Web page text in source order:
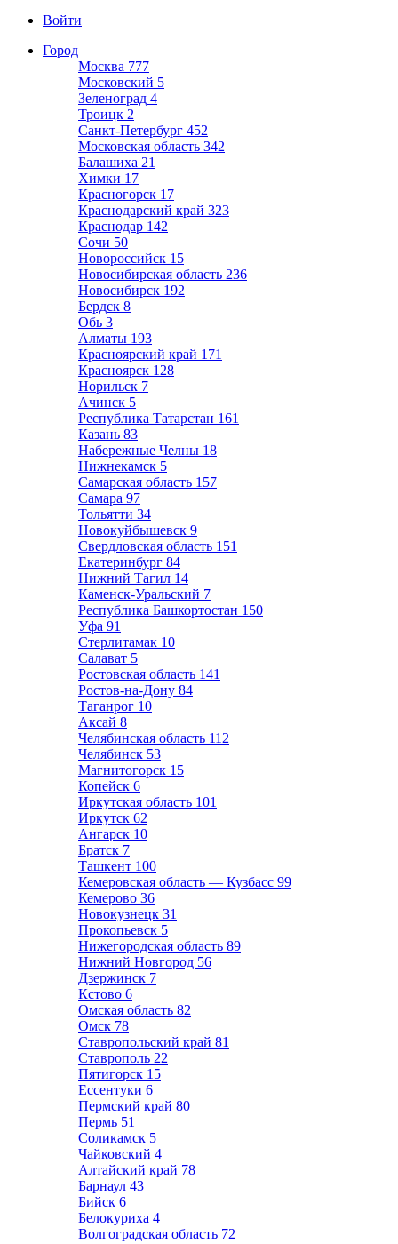
Войти
Город
Москва 777
Московский 5
Зеленоград 4
Троицк 2
Санкт-Петербург 452
Московская область 342
Балашиха 21
Химки 17
Красногорск 17
Краснодарский край 323
Краснодар 142
Сочи 50
Новороссийск 15
Новосибирская область 236
Новосибирск 192
Бердск 8
Обь 3
Алматы 193
Красноярский край 171
Красноярск 128
Норильск 7
Ачинск 5
Республика Татарстан 161
Казань 83
Набережные Челны 18
Нижнекамск 5
Самарская область 157
Самара 97
Тольятти 34
Новокуйбышевск 9
Свердловская область 151
Екатеринбург 84
Нижний Тагил 14
Каменск-Уральский 7
Республика Башкортостан 150
Уфа 91
Стерлитамак 10
Салават 5
Ростовская область 141
Ростов-на-Дону 84
Таганрог 10
Аксай 8
Челябинская область 112
Челябинск 53
Магнитогорск 15
Копейск 6
Иркутская область 101
Иркутск 62
Ангарск 10
Братск 7
Ташкент 100
Кемеровская область — Кузбасс 99
Кемерово 36
Новокузнецк 31
Прокопьевск 5
Нижегородская область 89
Нижний Новгород 56
Дзержинск 7
Кстово 6
Омская область 82
Омск 78
Ставропольский край 81
Ставрополь 22
Пятигорск 15
Ессентуки 6
Пермский край 80
Пермь 51
Соликамск 5
Чайковский 4
Алтайский край 78
Барнаул 43
Бийск 6
Белокуриха 4
Волгоградская область 72